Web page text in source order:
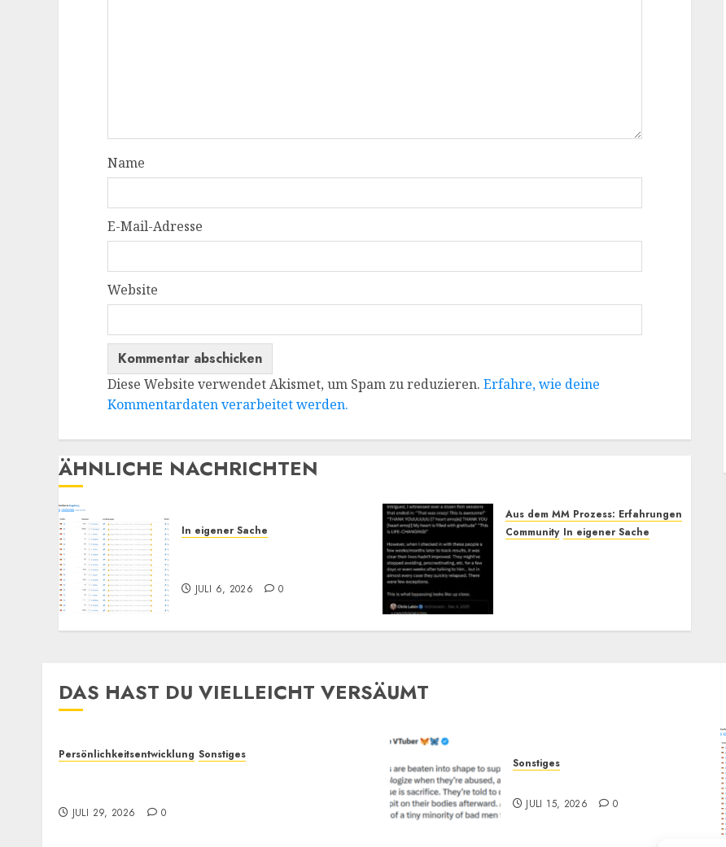
Name
E-Mail-Adresse
Website
Diese Website verwendet Akismet, um Spam zu reduzieren. Erfahre, wie deine
Kommentardaten verarbeitet werden.
ÄHNLICHE NACHRICHTEN
In eigener Sache
JULI 6, 2026 0
Aus dem MM Prozess: Erfahrungen
Community In eigener Sache
DAS HAST DU VIELLEICHT VERSÄUMT
Persönlichkeitsentwicklung Sonstiges
JULI 29, 2026 0
Sonstiges
JULI 15, 2026 0